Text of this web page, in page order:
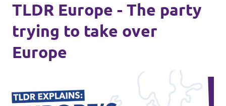
TLDR Europe - The party
trying to take over
Europe